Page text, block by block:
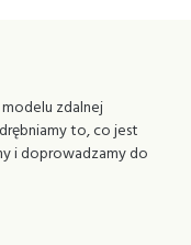
zdalnej
to, co jest
i doprowadzamy do